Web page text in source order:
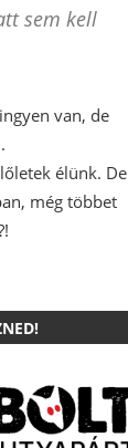
sem kell
van, de
élünk. De
még többet